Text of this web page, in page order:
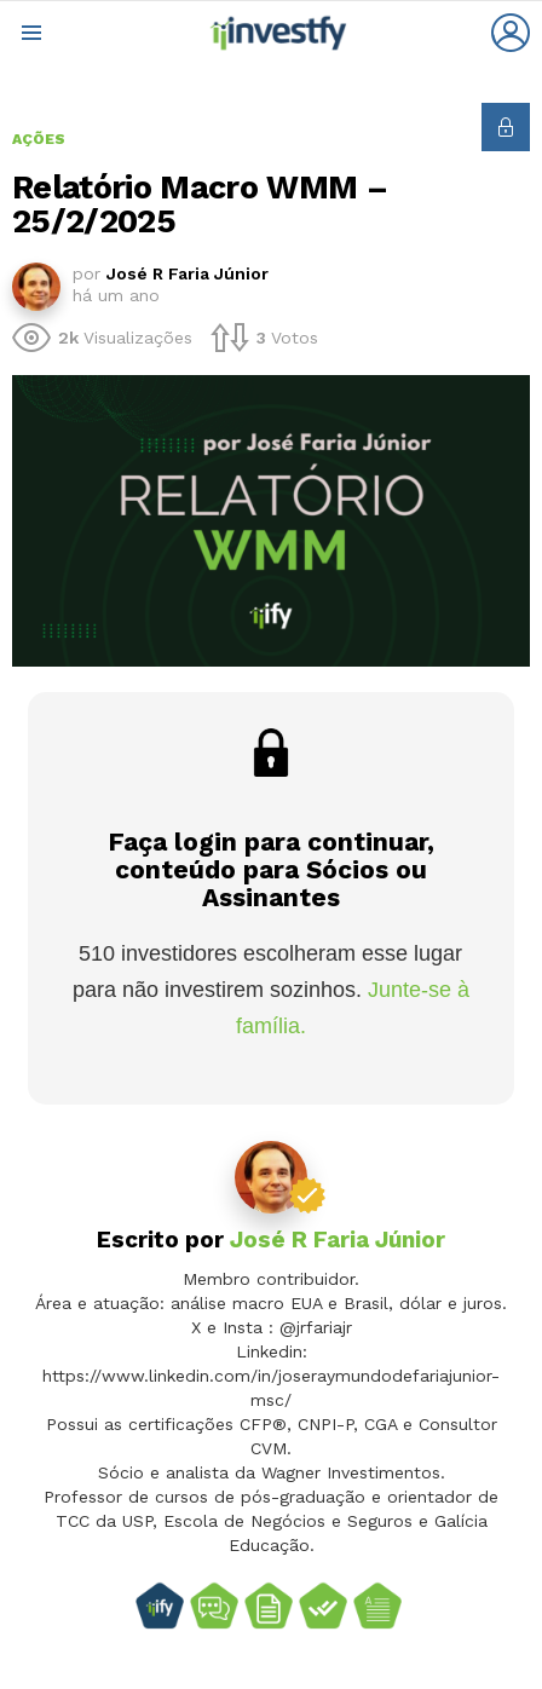
AÇÕES
Relatório Macro WMM –
25/2/2025
por José R Faria Júnior
há um ano
2k Visualizações 3 Votos
Faça login para continuar,
conteúdo para Sócios ou
Assinantes
510 investidores escolheram esse lugar
para não investirem sozinhos. Junte-se à
família.
Escrito por José R Faria Júnior
Membro contribuidor.
Área e atuação: análise macro EUA e Brasil, dólar e juros.
X e Insta : @jrfariajr
Linkedin:
https://www.linkedin.com/in/joseraymundodefariajunior-
msc/
Possui as certificações CFP®, CNPI-P, CGA e Consultor
CVM.
Sócio e analista da Wagner Investimentos.
Professor de cursos de pós-graduação e orientador de
TCC da USP, Escola de Negócios e Seguros e Galícia
Educação.